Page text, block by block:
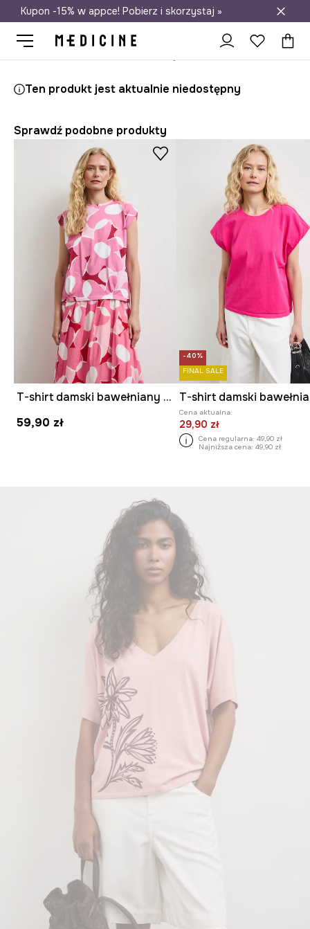
Darmowa dostawa do salonów
Kupon -15% w appce! Pobierz i skorzystaj »
Ten produkt jest aktualnie niedostępny
Sprawdź podobne produkty
T-shirt damski bawełniany w kwiaty
59,90 zł
-40%
FINAL SALE
T-shirt damski
Cena aktualna:
29,90 zł
Cena regularna: 49,90 zł
Najniższa cena: 49,90 zł